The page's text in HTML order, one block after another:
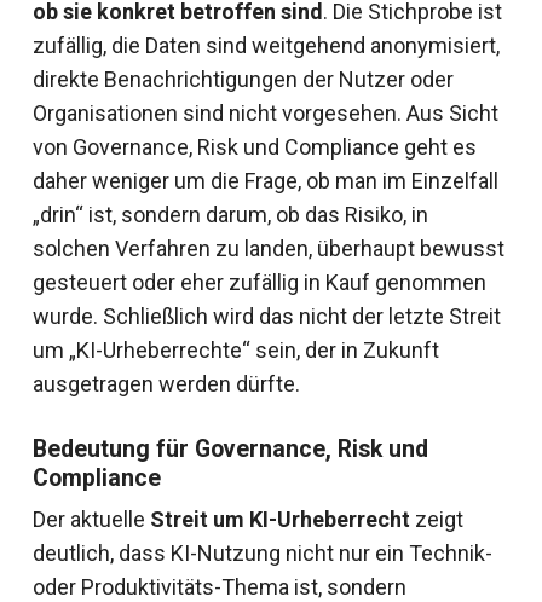
ob sie konkret betroffen sind. Die Stichprobe ist
zufällig, die Daten sind weitgehend anonymisiert,
direkte Benachrichtigungen der Nutzer oder
Organisationen sind nicht vorgesehen. Aus Sicht
von Governance, Risk und Compliance geht es
daher weniger um die Frage, ob man im Einzelfall
„drin“ ist, sondern darum, ob das Risiko, in
solchen Verfahren zu landen, überhaupt bewusst
gesteuert oder eher zufällig in Kauf genommen
wurde. Schließlich wird das nicht der letzte Streit
um „KI-Urheberrechte“ sein, der in Zukunft
ausgetragen werden dürfte.
Bedeutung für Governance, Risk und
Compliance
Der aktuelle Streit um KI-Urheberrechtzeigt
deutlich, dass KI-Nutzung nicht nur ein Technik-
oder Produktivitäts-Thema ist, sondern